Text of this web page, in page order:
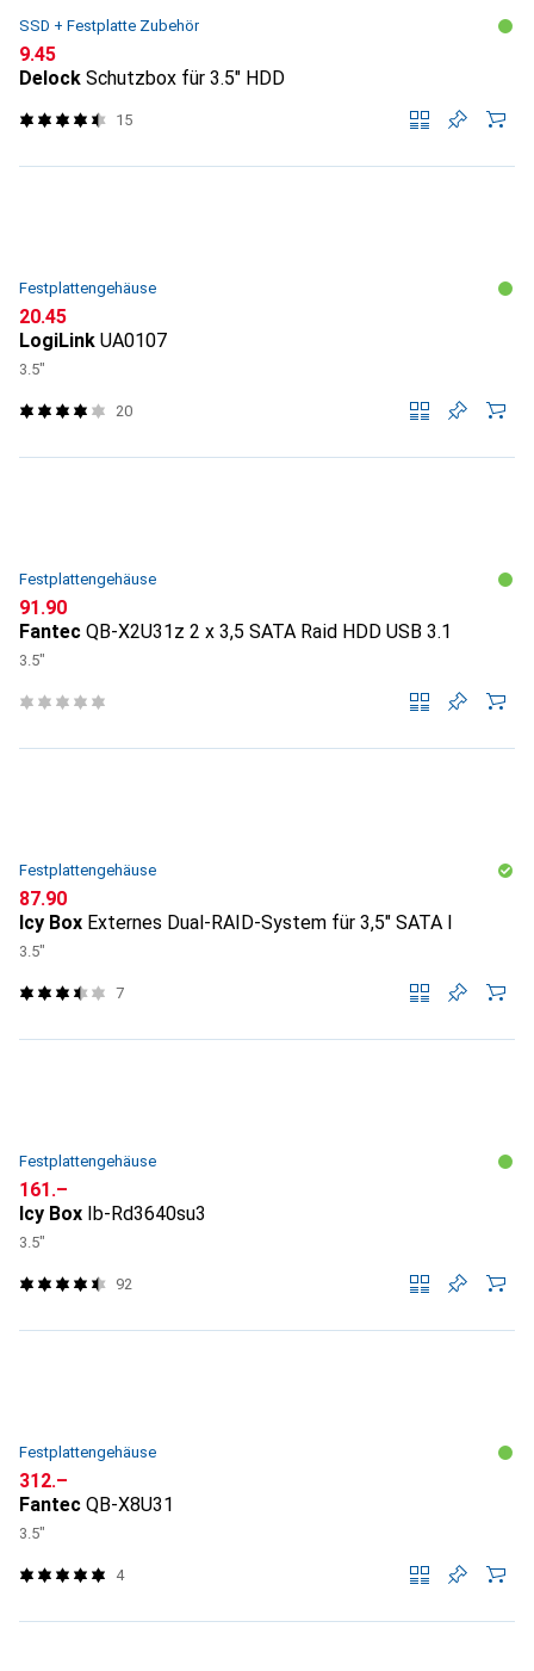
SSD + Festplatte Zubehör
CHF
9.45
Delock Schutzbox für 3.5" HDD
15
Festplattengehäuse
CHF
20.45
LogiLink UA0107
3.5"
20
Festplattengehäuse
CHF
91.90
Fantec QB-X2U31z 2 x 3,5 SATA Raid HDD USB 3.1
3.5"
Festplattengehäuse
CHF
87.90
Icy Box Externes Dual-RAID-System für 3,5" SATA I
3.5"
7
Festplattengehäuse
CHF
161.–
Icy Box Ib-Rd3640su3
3.5"
92
Festplattengehäuse
CHF
312.–
Fantec QB-X8U31
3.5"
4